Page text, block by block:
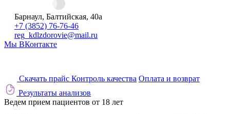
Барнаул, Балтийская, 40а
+7 (3852) 76-76-46
reg_kdlzdorovie@mail.ru
Мы ВКонтакте
Скачать прайс Контроль качества Оплата и возврат
Результаты анализов
Ведем прием пациентов от 18 лет